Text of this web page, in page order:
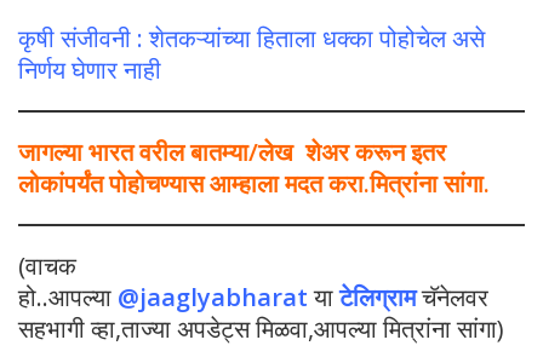
कृषी संजीवनी : शेतकऱ्यांच्या हिताला धक्का पोहोचेल असे
निर्णय घेणार नाही
जागल्या भारत वरील बातम्या/लेख शेअर करून इतर
लोकांपर्यंत पोहोचण्यास आम्हाला मदत करा.मित्रांना सांगा.
(वाचक
हो..आपल्या @jaaglyabharat याटेलिग्रामचॅनेलवर
सहभागी व्हा,ताज्या अपडेट्स मिळवा,आपल्या मित्रांना सांगा)